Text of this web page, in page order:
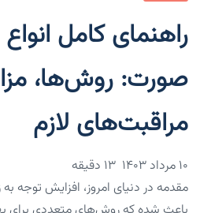
راهنمای کامل
صورت: روش‌ها،
مراقبت‌های لازم
۱۰ مرداد ۱۴۰۳
مقدمه در دنیای امروز، افزایش توجه